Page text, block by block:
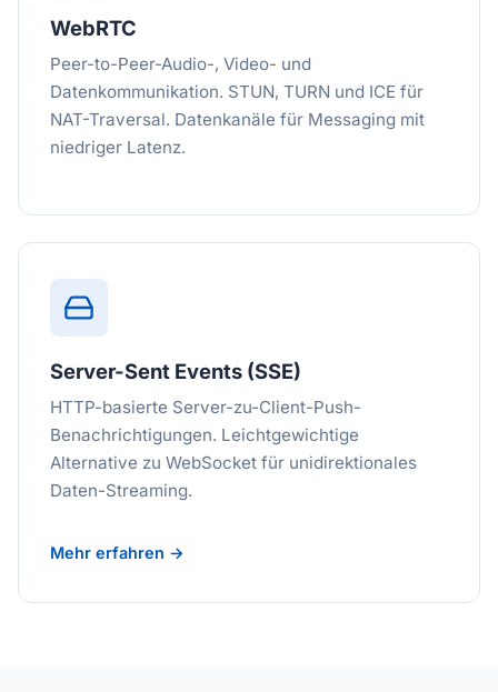
WebRTC
Peer-to-Peer-Audio-, Video- und
Datenkommunikation. STUN, TURN und ICE für
NAT-Traversal. Datenkanäle für Messaging mit
niedriger Latenz.
Server-Sent Events (SSE)
HTTP-basierte Server-zu-Client-Push-
Benachrichtigungen. Leichtgewichtige
Alternative zu WebSocket für unidirektionales
Daten-Streaming.
Mehr erfahren →